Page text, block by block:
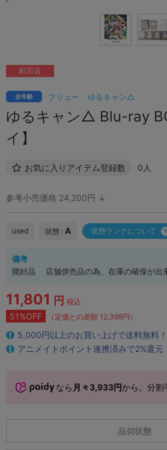
フリュー ゆるキャン△
全年齢
ゆるキャン△ Blu-ray
イ】
お気に入りアイテム登録数 0人
町田店
参考小売価格 24,200円 ↓
used 状態 : A 状態ランクについて
備考
開封品 店舗併売品の為、在庫の確保が出
11,801 円 税込
51%OFF （定価との差額 12,399円）
5,000円以上のお買い上げで送料無料！
アニメイトポイント連携済みで2%還元
なら 月々3,933円から。分割
品切状態